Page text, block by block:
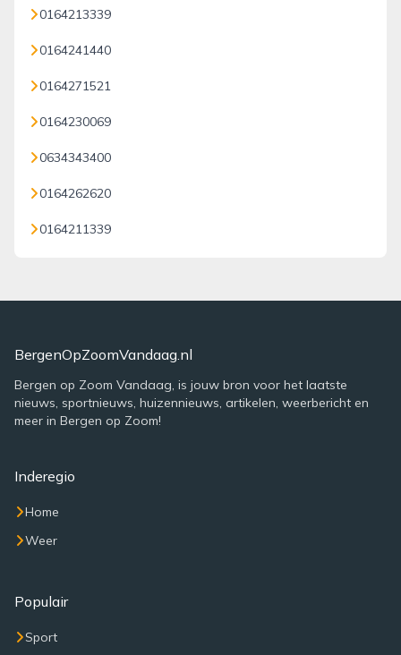
0164213339
0164241440
0164271521
0164230069
0634343400
0164262620
0164211339
BergenOpZoomVandaag.nl
Bergen op Zoom Vandaag, is jouw bron voor het laatste
nieuws, sportnieuws, huizennieuws, artikelen, weerbericht en
meer in Bergen op Zoom!
Inderegio
Home
Weer
Populair
Sport